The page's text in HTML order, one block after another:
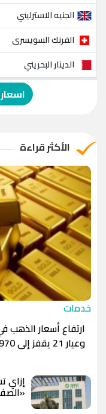
الجنيه الاسترليني
الفرنك السويسرى
الدينار البحريني
الدولار الإسترالي
الريال القطري
الدينار الأردني
الأكثر قراءة
خدمات
وعيار 21 يقفز إلى 5970 جنيهًا
مصر